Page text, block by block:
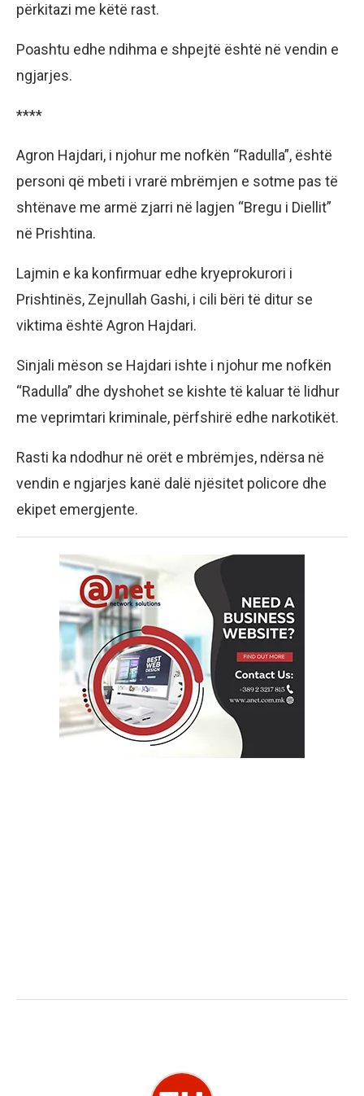
përkitazi me këtë rast.
Poashtu edhe ndihma e shpejtë është në vendin e
ngjarjes.
****
Agron Hajdari, i njohur me nofkën “Radulla”, është
personi që mbeti i vrarë mbrëmjen e sotme pas të
shtënave me armë zjarri në lagjen “Bregu i Diellit”
në Prishtina.
Lajmin e ka konfirmuar edhe kryeprokurori i
Prishtinës, Zejnullah Gashi, i cili bëri të ditur se
viktima është Agron Hajdari.
Sinjali mëson se Hajdari ishte i njohur me nofkën
“Radulla” dhe dyshohet se kishte të kaluar të lidhur
me veprimtari kriminale, përfshirë edhe narkotikët.
Rasti ka ndodhur në orët e mbrëmjes, ndërsa në
vendin e ngjarjes kanë dalë njësitet policore dhe
ekipet emergjente.